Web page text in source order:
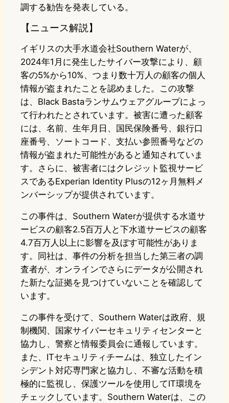
調する勧告を発表している。
【ニュース解説】
イギリスの大手水道会社Southern Waterが、
2024年1月に発生したサイバー攻撃により、顧
客の5%から10%、つまり数十万人の顧客の個人
情報が盗まれたことを認めました。この攻撃
は、Black Bastaランサムウェアグループによっ
て行われたとされています。被害に遭った顧客
には、名前、生年月日、国民保険番号、銀行口
座番号、ソートコード、支払い参照番号などの
情報が盗まれた可能性があると通知されていま
す。さらに、被害者にはクレジット監視サービ
スであるExperian Identity Plusの12ヶ月無料メ
ンバーシップが提供されています。
この事件は、Southern Waterが提供する水道サ
ービスの顧客2.5百万人と下水道サービスの顧客
4.7百万人以上に影響を及ぼす可能性がありま
す。同社は、事件の分析を担当した第三者の調
査者が、オンラインでさらにデータが公開され
た新たな証拠を見つけていないことを確認して
います。
この事件を受けて、Southern Waterは政府、規
制機関、国家サイバーセキュリティセンターと
協力し、警察と情報委員会に通報しています。
また、ITセキュリティチームは、独立したイン
シデント対応専門家と協力し、不審な活動を積
極的に監視し、保護ツールを使用してIT環境を
チェックしています。Southern Waterは、この